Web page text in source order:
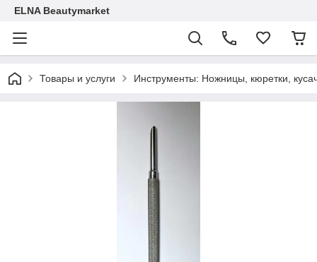
ELNA Beautymarket
Товары и услуги Инструменты: Ножницы, кюретки,